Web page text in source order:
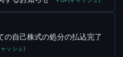
の自己株式の処分の払込完了
ッシュ)